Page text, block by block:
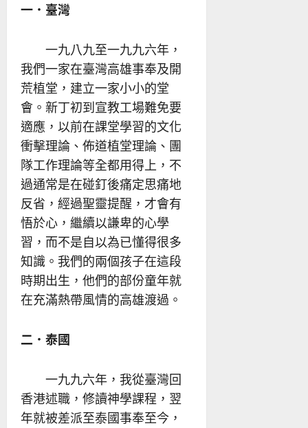
一．臺灣
一九八九至一九九六年，
我們一家在臺灣高雄事奉及開
荒植堂，建立一家小小的堂
會。新丁初到宣教工場難免要
適應，以前在課堂學習的文化
衝擊理論、佈道植堂理論、團
隊工作理論等全都用得上，不
過通常是在碰釘後痛定思痛地
反省，經過聖靈提醒，才會有
悟於心，繼續以謙卑的心學
習，而不是自以為已懂得很多
知識。我們的兩個孩子在這段
時期出生，他們的部份童年就
在充滿熱帶風情的高雄渡過。
二．泰國
一九九六年，我從臺灣回
香港述職，修讀神學課程，翌
年就被差派至泰國事奉至今，